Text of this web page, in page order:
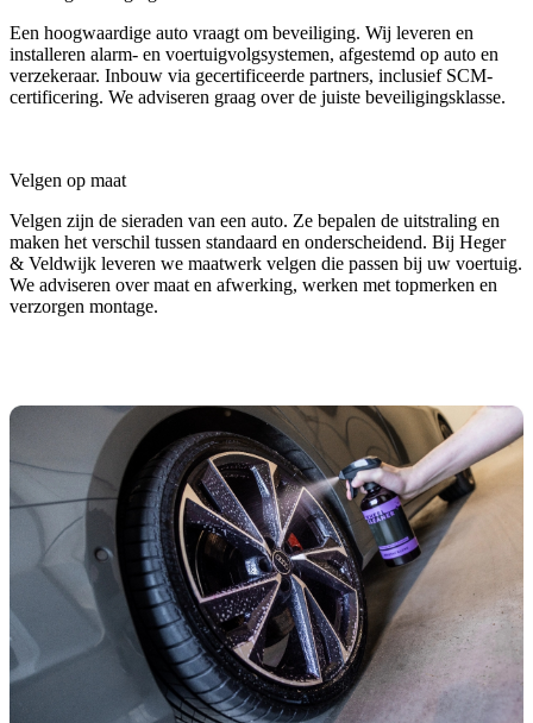
Een hoogwaardige auto vraagt om beveiliging. Wij leveren en
installeren alarm- en voertuigvolgsystemen, afgestemd op auto en
verzekeraar. Inbouw via gecertificeerde partners, inclusief SCM-
certificering. We adviseren graag over de juiste beveiligingsklasse.
Velgen op maat
Velgen zijn de sieraden van een auto. Ze bepalen de uitstraling en
maken het verschil tussen standaard en onderscheidend. Bij Heger
& Veldwijk leveren we maatwerk velgen die passen bij uw voertuig.
We adviseren over maat en afwerking, werken met topmerken en
verzorgen montage.